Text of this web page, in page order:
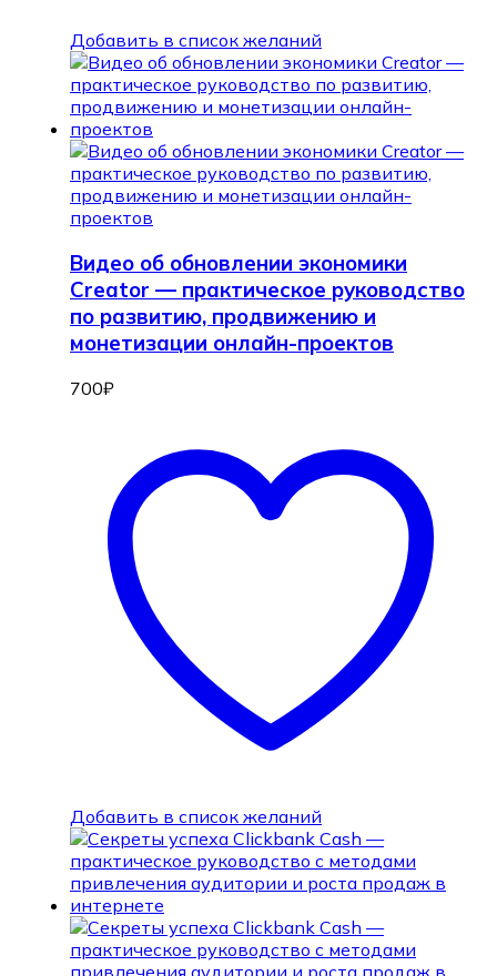
Добавить в список желаний
Видео об обновлении экономики
Creator — практическое руководство
по развитию, продвижению и
монетизации онлайн-проектов
700₽
Добавить в список желаний